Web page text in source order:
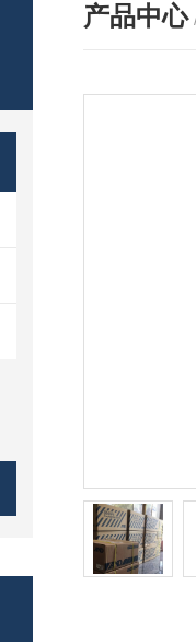
产品中心